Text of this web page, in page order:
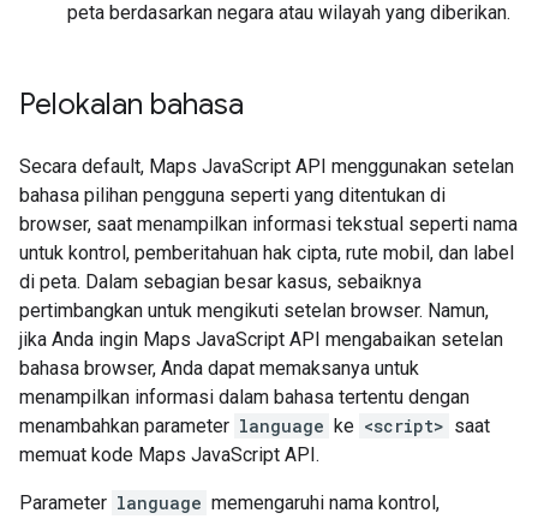
peta berdasarkan negara atau wilayah yang diberikan.
Pelokalan bahasa
Secara default, Maps JavaScript API menggunakan setelan
bahasa pilihan pengguna seperti yang ditentukan di
browser, saat menampilkan informasi tekstual seperti nama
untuk kontrol, pemberitahuan hak cipta, rute mobil, dan label
di peta. Dalam sebagian besar kasus, sebaiknya
pertimbangkan untuk mengikuti setelan browser. Namun,
jika Anda ingin Maps JavaScript API mengabaikan setelan
bahasa browser, Anda dapat memaksanya untuk
menampilkan informasi dalam bahasa tertentu dengan
menambahkan parameter language ke <script> saat
memuat kode Maps JavaScript API.
Parameter language memengaruhi nama kontrol,